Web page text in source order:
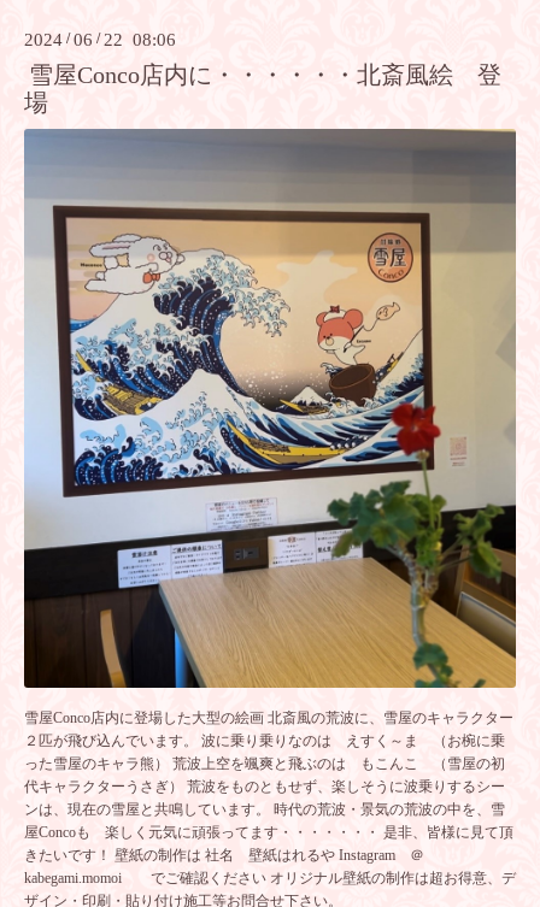
2024 /06 /22 08:06
雪屋Conco店内に・・・・・・北斎風絵 登
場
雪屋Conco店内に登場した大型の絵画 北斎風の荒波に、雪屋のキャラクター
２匹が飛び込んでいます。 波に乗り乗りなのは えすく～ま （お椀に乗
った雪屋のキャラ熊） 荒波上空を颯爽と飛ぶのは もこんこ （雪屋の初
代キャラクターうさぎ） 荒波をものともせず、楽しそうに波乗りするシー
ンは、現在の雪屋と共鳴しています。 時代の荒波・景気の荒波の中を、雪
屋Concoも 楽しく元気に頑張ってます・・・・・・・ 是非、皆様に見て頂
きたいです！ 壁紙の制作は 社名 壁紙はれるや Instagram ＠
kabegami.momoi でご確認ください オリジナル壁紙の制作は超お得意、デ
ザイン・印刷・貼り付け施工等お問合せ下さい。